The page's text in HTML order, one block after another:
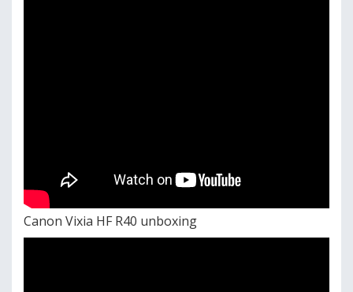
Canon Vixia HF R40 unboxing